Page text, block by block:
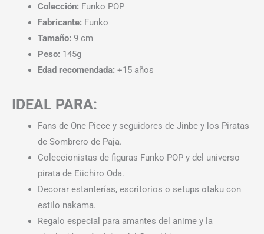
Colección: Funko POP
Fabricante: Funko
Tamaño: 9 cm
Peso: 145g
Edad recomendada: +15 años
IDEAL PARA:
Fans de One Piece y seguidores de Jinbe y los Piratas
de Sombrero de Paja.
Coleccionistas de figuras Funko POP y del universo
pirata de Eiichiro Oda.
Decorar estanterías, escritorios o setups otaku con
estilo nakama.
Regalo especial para amantes del anime y la